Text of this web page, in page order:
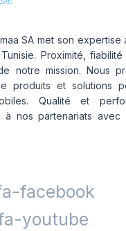
SA met son
Tunisie. Proximité,
notre mission. Nous
produits et solutions
Qualité et
à nos partenariats avec
facebook
youtube